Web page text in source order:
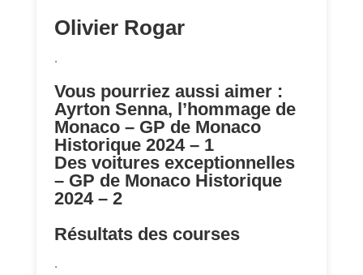
Olivier Rogar
.
Vous pourriez aussi aimer :
Ayrton Senna, l’hommage de
Monaco – GP de Monaco
Historique 2024 – 1
Des voitures exceptionnelles
– GP de Monaco Historique
2024 – 2
Résultats des courses
.